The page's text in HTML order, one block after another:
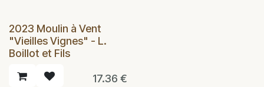
2023 Moulin à Vent
"Vieilles Vignes" - L.
Boillot et Fils
17.36 €